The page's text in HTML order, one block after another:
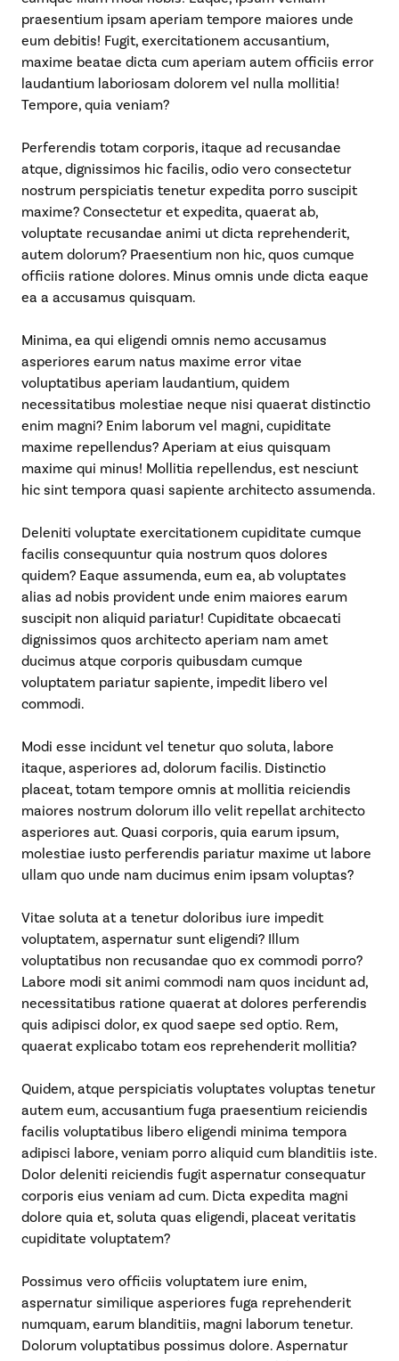
praesentium ipsam aperiam tempore maiores unde
eum debitis! Fugit, exercitationem accusantium,
maxime beatae dicta cum aperiam autem officiis error
laudantium laboriosam dolorem vel nulla mollitia!
Tempore, quia veniam?
Perferendis totam corporis, itaque ad recusandae
atque, dignissimos hic facilis, odio vero consectetur
nostrum perspiciatis tenetur expedita porro suscipit
maxime? Consectetur et expedita, quaerat ab,
voluptate recusandae animi ut dicta reprehenderit,
autem dolorum? Praesentium non hic, quos cumque
officiis ratione dolores. Minus omnis unde dicta eaque
ea a accusamus quisquam.
Minima, ea qui eligendi omnis nemo accusamus
asperiores earum natus maxime error vitae
voluptatibus aperiam laudantium, quidem
necessitatibus molestiae neque nisi quaerat distinctio
enim magni? Enim laborum vel magni, cupiditate
maxime repellendus? Aperiam at eius quisquam
maxime qui minus! Mollitia repellendus, est nesciunt
hic sint tempora quasi sapiente architecto assumenda.
Deleniti voluptate exercitationem cupiditate cumque
facilis consequuntur quia nostrum quos dolores
quidem? Eaque assumenda, eum ea, ab voluptates
alias ad nobis provident unde enim maiores earum
suscipit non aliquid pariatur! Cupiditate obcaecati
dignissimos quos architecto aperiam nam amet
ducimus atque corporis quibusdam cumque
voluptatem pariatur sapiente, impedit libero vel
commodi.
Modi esse incidunt vel tenetur quo soluta, labore
itaque, asperiores ad, dolorum facilis. Distinctio
placeat, totam tempore omnis at mollitia reiciendis
maiores nostrum dolorum illo velit repellat architecto
asperiores aut. Quasi corporis, quia earum ipsum,
molestiae iusto perferendis pariatur maxime ut labore
ullam quo unde nam ducimus enim ipsam voluptas?
Vitae soluta at a tenetur doloribus iure impedit
voluptatem, aspernatur sunt eligendi? Illum
voluptatibus non recusandae quo ex commodi porro?
Labore modi sit animi commodi nam quos incidunt ad,
necessitatibus ratione quaerat at dolores perferendis
quis adipisci dolor, ex quod saepe sed optio. Rem,
quaerat explicabo totam eos reprehenderit mollitia?
Quidem, atque perspiciatis voluptates voluptas tenetur
autem eum, accusantium fuga praesentium reiciendis
facilis voluptatibus libero eligendi minima tempora
adipisci labore, veniam porro aliquid cum blanditiis iste.
Dolor deleniti reiciendis fugit aspernatur consequatur
corporis eius veniam ad cum. Dicta expedita magni
dolore quia et, soluta quas eligendi, placeat veritatis
cupiditate voluptatem?
Possimus vero officiis voluptatem iure enim,
aspernatur similique asperiores fuga reprehenderit
numquam, earum blanditiis, magni laborum tenetur.
Dolorum voluptatibus possimus dolore. Aspernatur